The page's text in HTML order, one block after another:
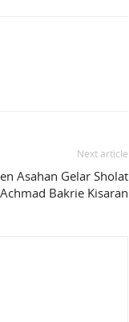
Next article
Asahan Gelar Sholat
Bakrie Kisaran